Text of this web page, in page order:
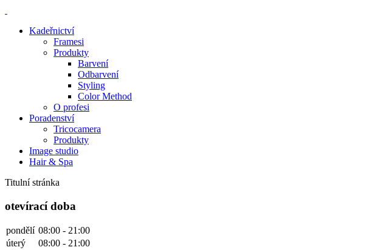
Kadeřnictví
Framesi
Produkty
Barvení
Odbarvení
Styling
Color Method
O profesi
Poradenství
Tricocamera
Produkty
Image studio
Hair & Spa
Titulní stránka
otevírací doba
pondělí 08:00 - 21:00
úterý
08:00 - 21:00